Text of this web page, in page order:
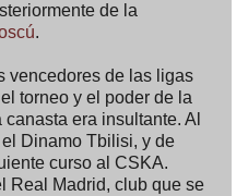
de la
.
vencedores de las ligas
torneo y el poder de la
era insultante. Al
Dinamo Tbilisi, y de
curso al CSKA.
Real Madrid, club que se